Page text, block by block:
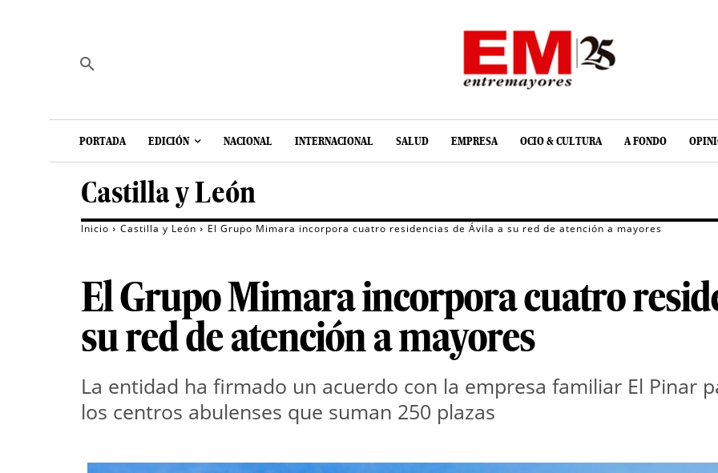
PORTADA EDICIÓN NACIONAL INTERNACIONAL SALUD EMPRESA OCIO & CULTURA A FONDO
Castilla y León
Inicio Castilla y León El Grupo Mimara incorpora cuatro residencias de Ávila a su red de atención a mayores
El Grupo Mimara incorpora cuatro
su red de atención a mayores
La entidad ha firmado un acuerdo con la empresa familiar El Pinar
los centros abulenses que suman 250 plazas